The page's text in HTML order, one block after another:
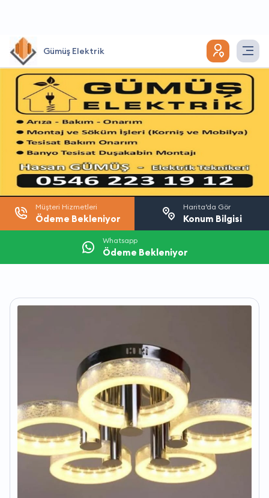
Gümüş Elektrik
Müşteri Hizmetleri
Ödeme Bekleniyor
Harita’da Gör
Konum Bilgisi
Whatsapp
Ödeme Bekleniyor